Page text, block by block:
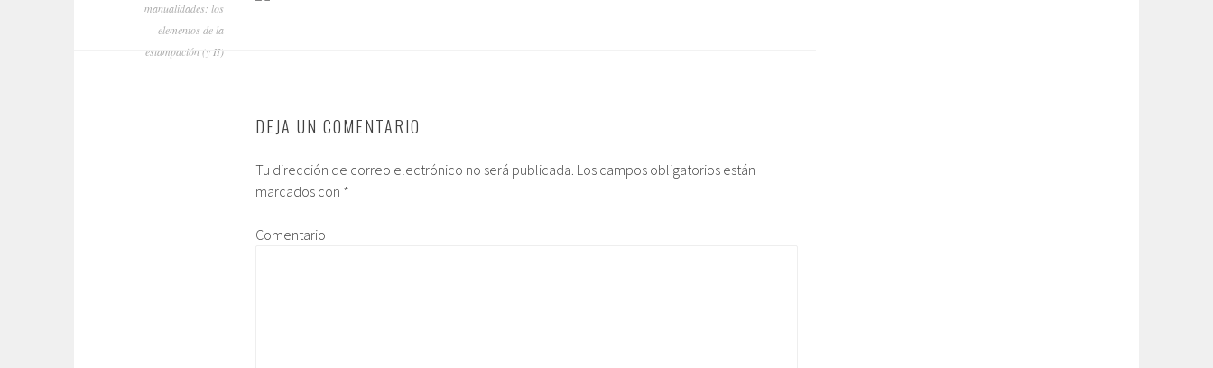
manualidades: los
elementos de la
estampación (y II)
DEJA UN COMENTARIO
Tu dirección de correo electrónico no será publicada. Los campos obligatorios están
marcados con *
Comentario